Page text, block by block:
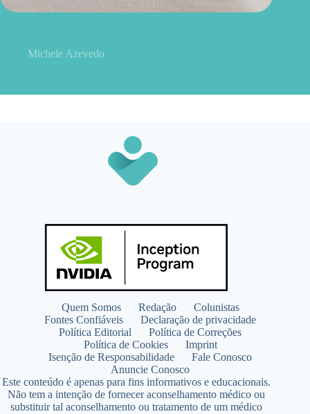
Michele Azevedo
Quem Somos Redação
Colunistas
Fontes Confiáveis
Declaração de privacidade
Política Editorial
Política de Correções
Política de Cookies
Imprint
Isenção de Responsabilidade
Fale Conosco
Anuncie Conosco
Este conteúdo é apenas para fins informativos e educacionais.
Não tem a intenção de fornecer aconselhamento médico ou
substituir tal aconselhamento ou tratamento de um médico